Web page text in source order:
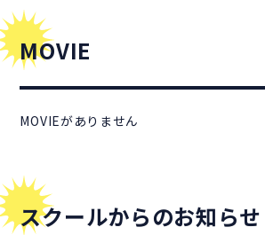
MOVIE
MOVIEがありません
スクールからのお知らせ